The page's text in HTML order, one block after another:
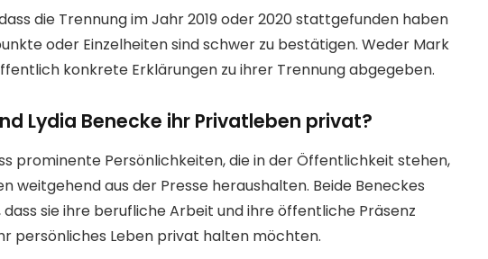
die Trennung im Jahr 2019 oder 2020 stattgefunden haben
oder Einzelheiten sind schwer zu bestätigen. Weder Mark
konkrete Erklärungen zu ihrer Trennung abgegeben.
Lydia Benecke ihr Privatleben privat?
prominente Persönlichkeiten, die in der Öffentlichkeit stehen,
weitgehend aus der Presse heraushalten. Beide Beneckes
sie ihre berufliche Arbeit und ihre öffentliche Präsenz
persönliches Leben privat halten möchten.